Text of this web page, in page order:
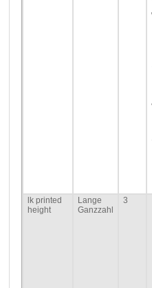
lk printed
height
Lange
Ganzzahl
3